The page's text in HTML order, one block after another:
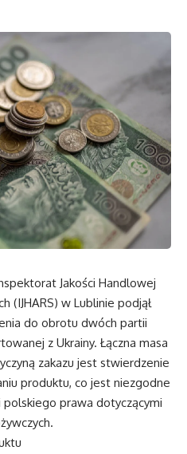
Jakości Handlowej
(IJHARS) w Lublinie podjął
do obrotu dwóch partii
z Ukrainy. Łączna masa
zakazu jest stwierdzenie
produktu, co jest niezgodne
prawa dotyczącymi